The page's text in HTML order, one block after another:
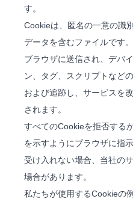
す。
Cookieは、匿名の一意の識
データを含むファイルです
ブラウザに送信され、デバ
ン、タグ、スクリプトなど
および追跡し、サービスを
されます。
すべてのCookieを拒否する
を示すようにブラウザに指
受け入れない場合、当社の
場合があります。
私たちが使用するCookieの例